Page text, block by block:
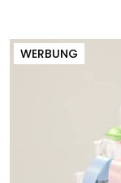
WERBUNG